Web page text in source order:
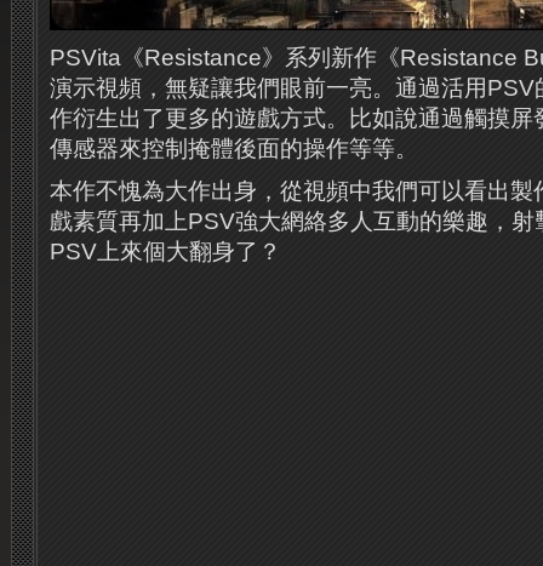
PSVita《Resistance》系列新作《Resistance
演示視頻，無疑讓我們眼前一亮。 通過活用PSV
作衍生出了更多的遊戲方式。
比如說通過觸摸
傳感器來控制掩體後面的操作等等。
本作不愧為大作出身，從視頻中我們可以看出製
戲素質再加上PSV強大網絡多人互動的樂趣，
PSV上來個大翻身了？